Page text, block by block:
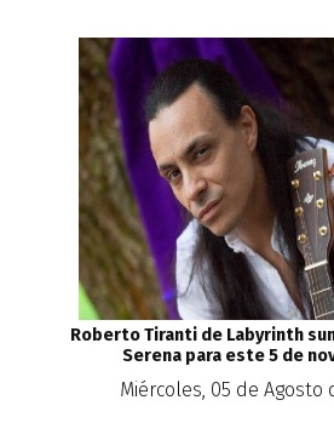
Roberto Tiranti de Labyrinth
Serena para este 5 de
Miércoles, 05 de Agosto